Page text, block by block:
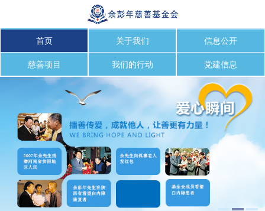
首页 关于我们 信息公开
慈善项目 我们的行动 党建信息